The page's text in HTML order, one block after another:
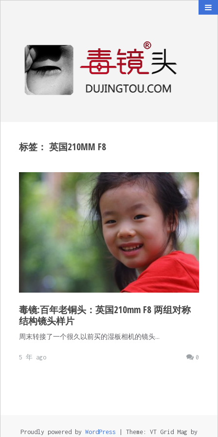
标签： 英国210MM F8
毒镜:百年老铜头：英国210mm F8 两组对称
结构镜头样片
周末转接了一个很久以前买的湿板相机的镜头…
0
5 年 ago
Proudly powered by WordPress Theme: VT Grid Mag by